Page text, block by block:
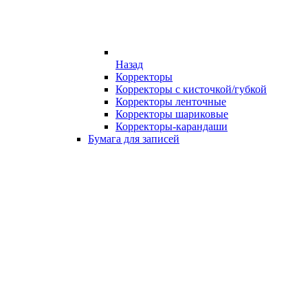
Назад
Корректоры
Корректоры с кисточкой/губкой
Корректоры ленточные
Корректоры шариковые
Корректоры-карандаши
Бумага для записей